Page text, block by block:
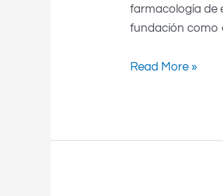
farmacología de
fundación como
Read More »